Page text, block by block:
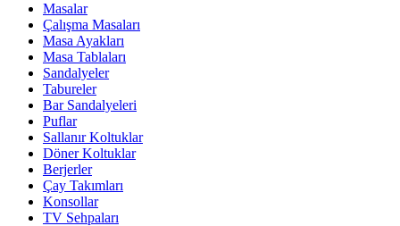
Masalar
Çalışma Masaları
Masa Ayakları
Masa Tablaları
Sandalyeler
Tabureler
Bar Sandalyeleri
Puflar
Sallanır Koltuklar
Döner Koltuklar
Berjerler
Çay Takımları
Konsollar
TV Sehpaları